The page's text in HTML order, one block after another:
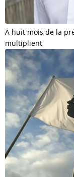
A huit mois de la
multiplient